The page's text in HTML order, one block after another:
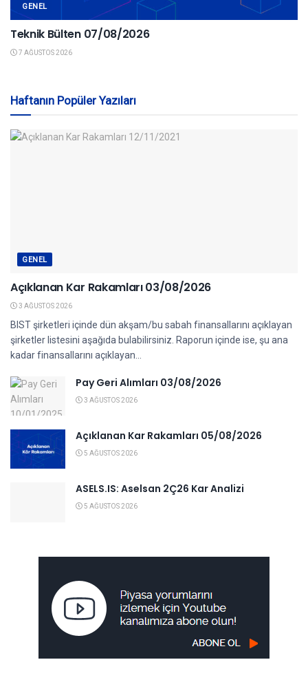
GENEL
Teknik Bülten 07/08/2026
7 AĞUSTOS 2026
Haftanın Popüler Yazıları
GENEL
Açıklanan Kar Rakamları 03/08/2026
3 AĞUSTOS 2026
BIST şirketleri içinde dün akşam/bu sabah finansallarını açıklayan
şirketler listesini aşağıda bulabilirsiniz. Raporun içinde ise, şu ana
kadar finansallarını açıklayan...
Pay Geri Alımları 03/08/2026
3 AĞUSTOS 2026
Açıklanan Kar Rakamları 05/08/2026
5 AĞUSTOS 2026
ASELS.IS: Aselsan 2Ç26 Kar Analizi
5 AĞUSTOS 2026